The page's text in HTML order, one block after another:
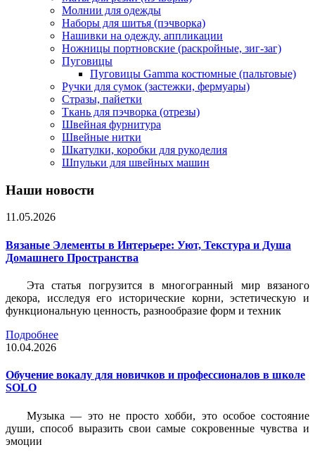
Молнии для одежды
Наборы для шитья (пэчворка)
Нашивки на одежду, аппликации
Ножницы портновские (раскройные, зиг-заг)
Пуговицы
Пуговицы Gamma костюмные (пальтовые)
Ручки для сумок (застежки, фермуары)
Стразы, пайетки
Ткань для пэчворка (отрезы)
Швейная фурнитура
Швейные нитки
Шкатулки, коробки для рукоделия
Шпульки для швейных машин
Наши новости
11.05.2026
Вязаные Элементы в Интерьере: Уют, Текстура и Душа
Домашнего Пространства
Эта статья погрузится в многогранный мир вязаного
декора, исследуя его исторические корни, эстетическую и
функциональную ценность, разнообразие форм и техник
Подробнее
10.04.2026
Обучение вокалу для новичков и профессионалов в школе
SOLO
Музыка — это не просто хобби, это особое состояние
души, способ выразить свои самые сокровенные чувства и
эмоции